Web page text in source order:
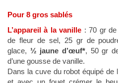
Pour 8 gros sablés
L’appareil à la vanille : 70 gr de
de fleur de sel, 25 gr de
glace, ½ jaune d’œuf*, 50 gr
d’une gousse de vanille.
Dans la cuve du robot équipé de